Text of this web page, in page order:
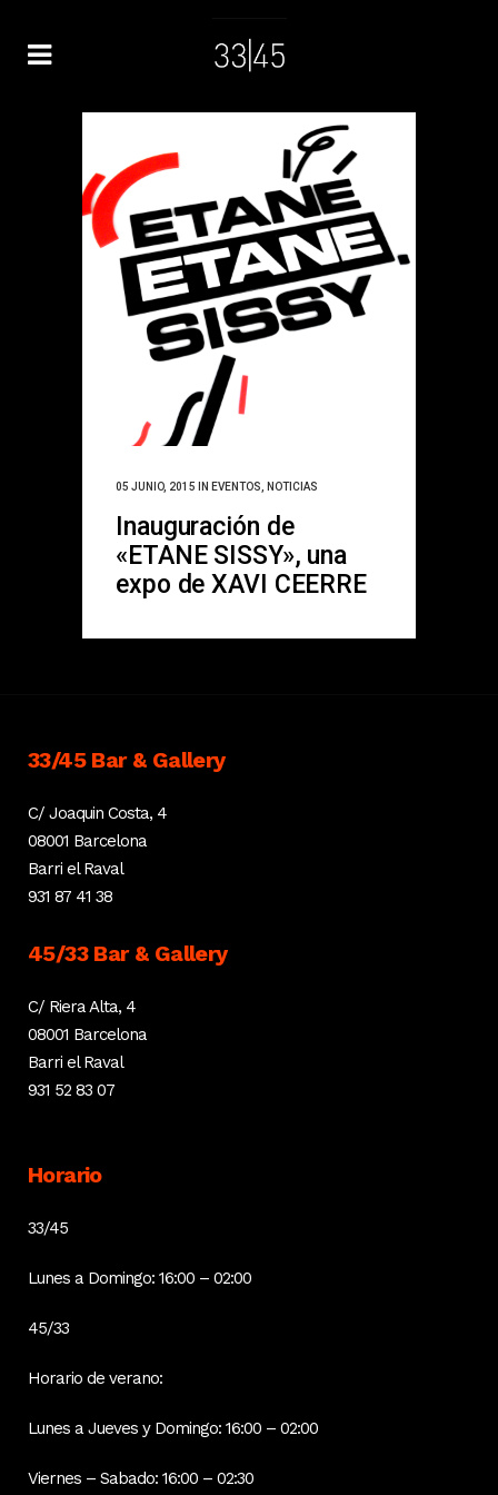
05 JUNIO, 2015 IN EVENTOS NOTICIAS
Inauguración de
«ETANE SISSY», una
expo de XAVI CEERRE
33/45 Bar & Gallery
C/ Joaquin Costa, 4
08001 Barcelona
Barri el Raval
931 87 41 38
45/33 Bar & Gallery
C/ Riera Alta, 4
08001 Barcelona
Barri el Raval
931 52 83 07
Horario
33/45
Lunes a Domingo: 16:00 – 02:00
45/33
Horario de verano:
Lunes a Jueves y Domingo: 16:00 – 02:00
Viernes – Sabado: 16:00 – 02:30